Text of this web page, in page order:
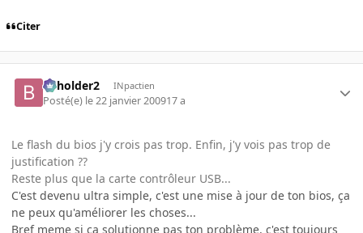
Citer
beholder2 INpactien
Posté(e) le 22 janvier 200917 a
Le flash du bios j'y crois pas trop. Enfin, j'y vois pas trop de
justification ??
Reste plus que la carte contrôleur USB...
C'est devenu ultra simple, c'est une mise à jour de ton bios, ça
ne peux qu'améliorer les choses...
Bref meme si ça solutionne pas ton problème, c'est toujours